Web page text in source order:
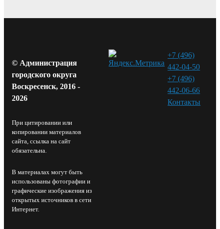
© Администрация
городского округа
Воскресенск, 2016 -
2026
При цитировании или
копировании материалов
сайта, ссылка на сайт
обязательна.
В материалах могут быть
использованы фотографии и
графические изображения из
открытых источников в сети
Интернет.
+7 (496)
442-04-50
+7 (496)
442-06-66
Контакты⁠